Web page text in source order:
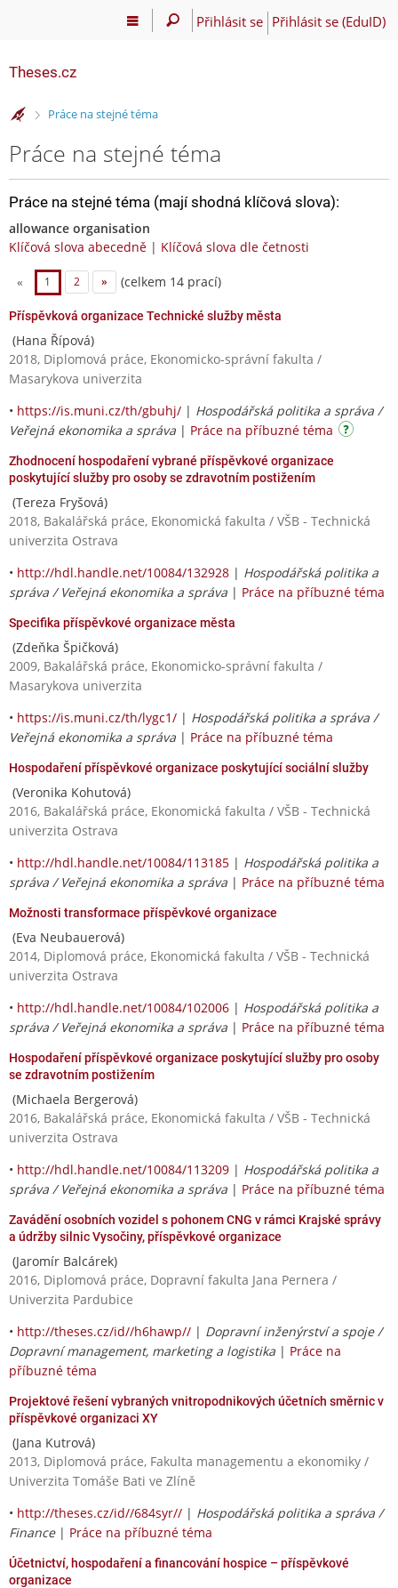
Přihlásit se Přihlásit se (EduID)
Theses.cz
>Práce na stejné téma
Práce na stejné téma
Práce na stejné téma (mají shodná klíčová slova):
allowance organisation
Klíčová slova abecedně | Klíčová slova dle četnosti
« 1 2 » (celkem 14 prací)
Příspěvková organizace Technické služby města
(Hana Řípová)
2018, Diplomová práce, Ekonomicko-správní fakulta /
Masarykova univerzita
• https://is.muni.cz/th/gbuhj/ | Hospodářská politika a správa /
Veřejná ekonomika a správa | Práce na příbuzné téma
Zhodnocení hospodaření vybrané příspěvkové organizace
poskytující služby pro osoby se zdravotním postižením
(Tereza Fryšová)
2018, Bakalářská práce, Ekonomická fakulta / VŠB - Technická
univerzita Ostrava
• http://hdl.handle.net/10084/132928 | Hospodářská politika a
správa / Veřejná ekonomika a správa | Práce na příbuzné téma
Specifika příspěvkové organizace města
(Zdeňka Špičková)
2009, Bakalářská práce, Ekonomicko-správní fakulta /
Masarykova univerzita
• https://is.muni.cz/th/lygc1/ | Hospodářská politika a správa /
Veřejná ekonomika a správa | Práce na příbuzné téma
Hospodaření příspěvkové organizace poskytující sociální služby
(Veronika Kohutová)
2016, Bakalářská práce, Ekonomická fakulta / VŠB - Technická
univerzita Ostrava
• http://hdl.handle.net/10084/113185 | Hospodářská politika a
správa / Veřejná ekonomika a správa | Práce na příbuzné téma
Možnosti transformace příspěvkové organizace
(Eva Neubauerová)
2014, Diplomová práce, Ekonomická fakulta / VŠB - Technická
univerzita Ostrava
• http://hdl.handle.net/10084/102006 | Hospodářská politika a
správa / Veřejná ekonomika a správa | Práce na příbuzné téma
Hospodaření příspěvkové organizace poskytující služby pro osoby
se zdravotním postižením
(Michaela Bergerová)
2016, Bakalářská práce, Ekonomická fakulta / VŠB - Technická
univerzita Ostrava
• http://hdl.handle.net/10084/113209 | Hospodářská politika a
správa / Veřejná ekonomika a správa | Práce na příbuzné téma
Zavádění osobních vozidel s pohonem CNG v rámci Krajské správy
a údržby silnic Vysočiny, příspěvkové organizace
(Jaromír Balcárek)
2016, Diplomová práce, Dopravní fakulta Jana Pernera /
Univerzita Pardubice
• http://theses.cz/id//h6hawp// | Dopravní inženýrství a spoje /
Dopravní management, marketing a logistika | Práce na
příbuzné téma
Projektové řešení vybraných vnitropodnikových účetních směrnic v
příspěvkové organizaci XY
(Jana Kutrová)
2013, Diplomová práce, Fakulta managementu a ekonomiky /
Univerzita Tomáše Bati ve Zlíně
• http://theses.cz/id//684syr// | Hospodářská politika a správa /
Finance| Práce na příbuzné téma
Účetnictví, hospodaření a financování hospice – příspěvkové
organizace